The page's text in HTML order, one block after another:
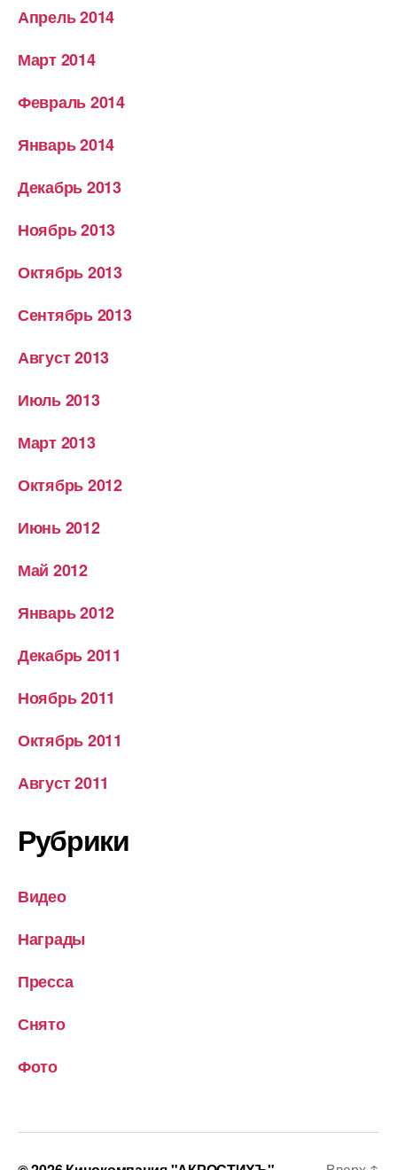
Апрель 2014
Март 2014
Февраль 2014
Январь 2014
Декабрь 2013
Ноябрь 2013
Октябрь 2013
Сентябрь 2013
Август 2013
Июль 2013
Март 2013
Октябрь 2012
Июнь 2012
Май 2012
Январь 2012
Декабрь 2011
Ноябрь 2011
Октябрь 2011
Август 2011
Рубрики
Видео
Награды
Пресса
Снято
Фото